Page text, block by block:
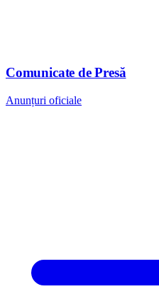
Comunicate de Presă
Anunțuri oficiale